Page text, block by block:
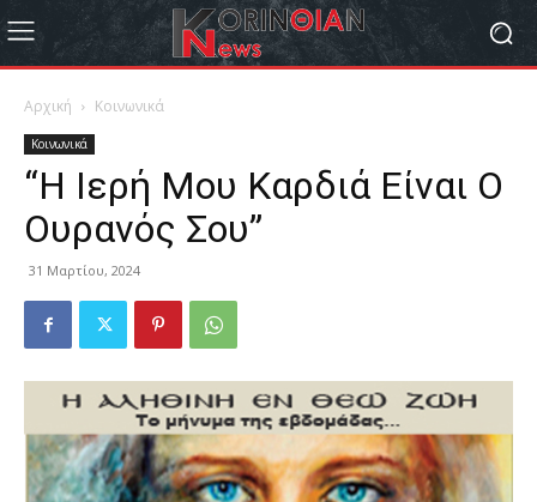
Αρχική Κοινωνικά
Κοινωνικά
“Η Ιερή Μου Καρδιά Είναι Ο
Ουρανός Σου”
31 Μαρτίου, 2024